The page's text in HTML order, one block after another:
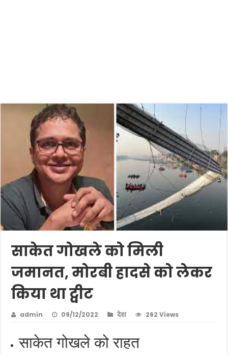
साकेत गोखले को मिली
जमानत, मोरबी हादसे को लेकर
किया था ट्वीट
admin 09/12/2022 देश 262 Views
साकेत गोखले को राहत